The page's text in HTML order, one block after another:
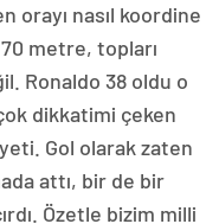
orayı nasıl koordine
metre, topları
Ronaldo 38 oldu o
dikkatimi çeken
Gol olarak zaten
attı, bir de bir
Özetle bizim milli